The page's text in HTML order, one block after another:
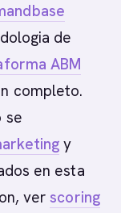
de
ABM
completo.
se
y
en esta
ver scoring